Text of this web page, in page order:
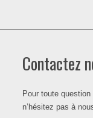
Contactez
Pour toute
n’hésitez pas à